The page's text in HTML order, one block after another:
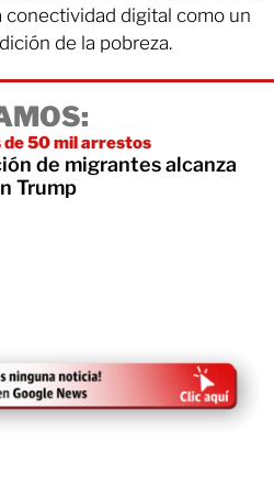
digital como un
de la pobreza.
de 50 mil arrestos
de migrantes alcanza
Trump